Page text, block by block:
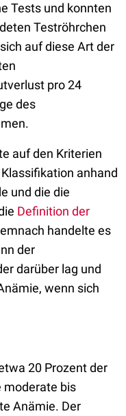
Tests und konnten
Teströhrchen
auf diese Art der
pro 24
des
auf den Kriterien
anhand
und die die
Definition der
handelte es
der
darüber lag und
wenn sich
20 Prozent der
moderate bis
Anämie. Der